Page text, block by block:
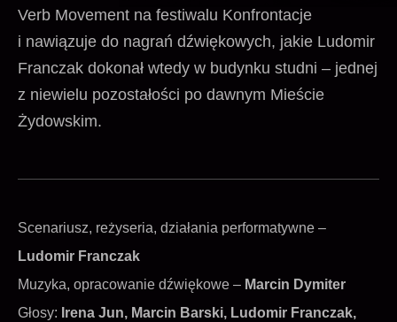
Verb Movement na festiwalu Konfrontacje
i nawiązuje do nagrań dźwiękowych, jakie Ludomir
Franczak dokonał wtedy w budynku studni – jednej
z niewielu pozostałości po dawnym Mieście
Żydowskim.
Scenariusz, reżyseria, działania performatywne –
Ludomir Franczak
Muzyka, opracowanie dźwiękowe – Marcin Dymiter
Głosy: Irena Jun, Marcin Barski, Ludomir Franczak,